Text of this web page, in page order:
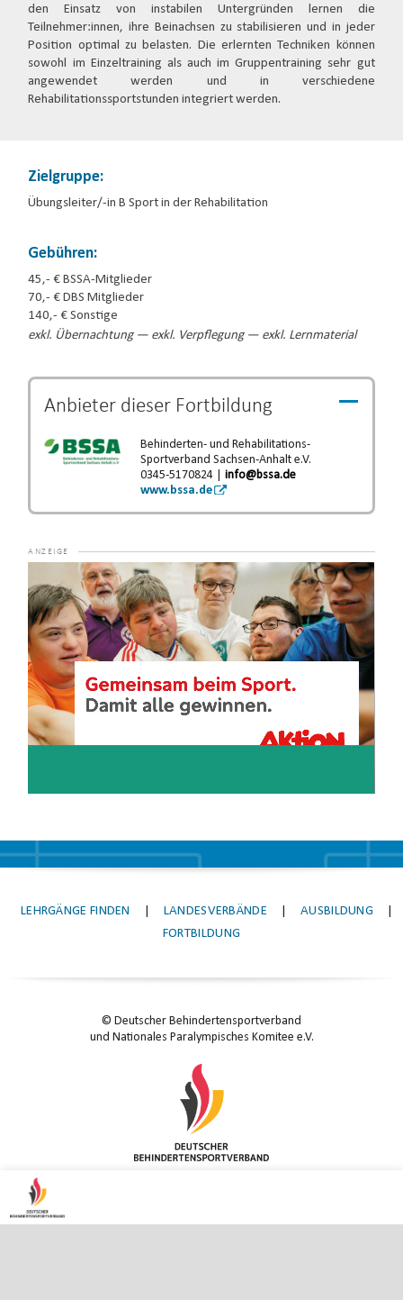
den Einsatz von instabilen Untergründen lernen die
Teilnehmer:innen, ihre Beinachsen zu stabilisieren und in jeder
Position optimal zu belasten. Die erlernten Techniken können
sowohl im Einzeltraining als auch im Gruppentraining sehr gut
angewendet werden und in verschiedene
Rehabilitationssportstunden integriert werden.
Zielgruppe:
Übungsleiter/-in B Sport in der Rehabilitation
Gebühren:
45,- € BSSA-Mitglieder
70,- € DBS Mitglieder
140,- € Sonstige
exkl. Übernachtung — exkl. Verpflegung — exkl. Lernmaterial
Anbieter dieser Fortbildung
Behinderten- und Rehabilitations-
Sportverband Sachsen-Anhalt e.V.
0345-5170824 | info@bssa.de
www.bssa.de
Player
LEHRGÄNGE FINDEN LANDESVERBÄNDE AUSBILDUNG
FORTBILDUNG
© Deutscher Behindertensportverband
und Nationales Paralympisches Komitee e.V.